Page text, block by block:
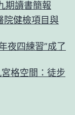
期讀書簡報
院健檢項目與
夜四練習”成了
格空間：徒步